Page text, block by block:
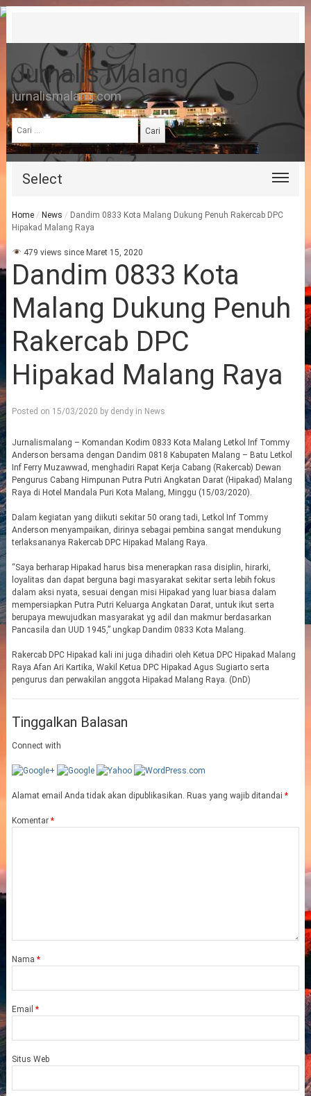
Jurnalis Malang
jurnalismalang.com
Cari
untuk:
Select
Home / News / Dandim 0833 Kota Malang Dukung Penuh Rakercab DPC
Hipakad Malang Raya
479 views since Maret 15, 2020
Dandim 0833 Kota
Malang Dukung Penuh
Rakercab DPC
Hipakad Malang Raya
Posted on 15/03/2020 by dendyin News
Jurnalismalang – Komandan Kodim 0833 Kota Malang Letkol Inf Tommy
Anderson bersama dengan Dandim 0818 Kabupaten Malang – Batu Letkol
Inf Ferry Muzawwad, menghadiri Rapat Kerja Cabang (Rakercab) Dewan
Pengurus Cabang Himpunan Putra Putri Angkatan Darat (Hipakad) Malang
Raya di Hotel Mandala Puri Kota Malang, Minggu (15/03/2020).
Dalam kegiatan yang diikuti sekitar 50 orang tadi, Letkol Inf Tommy
Anderson menyampaikan, dirinya sebagai pembina sangat mendukung
terlaksananya Rakercab DPC Hipakad Malang Raya.
“Saya berharap Hipakad harus bisa menerapkan rasa disiplin, hirarki,
loyalitas dan dapat berguna bagi masyarakat sekitar serta lebih fokus
dalam aksi nyata, sesuai dengan misi Hipakad yang luar biasa dalam
mempersiapkan Putra Putri Keluarga Angkatan Darat, untuk ikut serta
berupaya mewujudkan masyarakat yg adil dan makmur berdasarkan
Pancasila dan UUD 1945,” ungkap Dandim 0833 Kota Malang.
Rakercab DPC Hipakad kali ini juga dihadiri oleh Ketua DPC Hipakad Malang
Raya Afan Ari Kartika, Wakil Ketua DPC Hipakad Agus Sugiarto serta
pengurus dan perwakilan anggota Hipakad Malang Raya. (DnD)
Tinggalkan Balasan
Connect with
Alamat email Anda tidak akan dipublikasikan. Ruas yang wajib ditandai *
Komentar *
Nama *
Email *
Situs Web